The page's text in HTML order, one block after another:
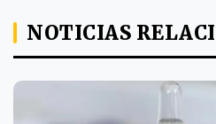
NOTICIAS